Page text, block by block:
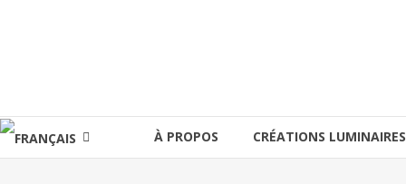
À PROPOS CRÉATIONS LUMINAIRES